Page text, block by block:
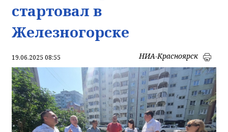
стартовал в
Железногорске
19.06.2025 08:55 НИА-Красноярск